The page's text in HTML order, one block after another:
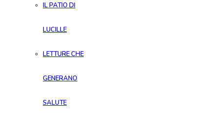
IL PATIO DI
LUCILLE
LETTURE CHE
GENERANO
SALUTE